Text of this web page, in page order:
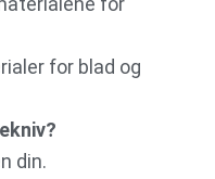
for blad og
din.